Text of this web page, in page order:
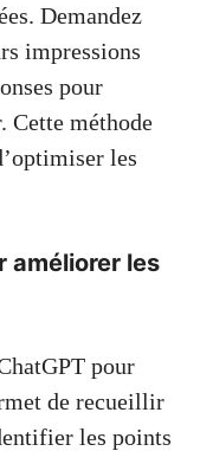
Demandez
impressions
pour
Cette méthode
les
améliorer les
pour
de recueillir
les points